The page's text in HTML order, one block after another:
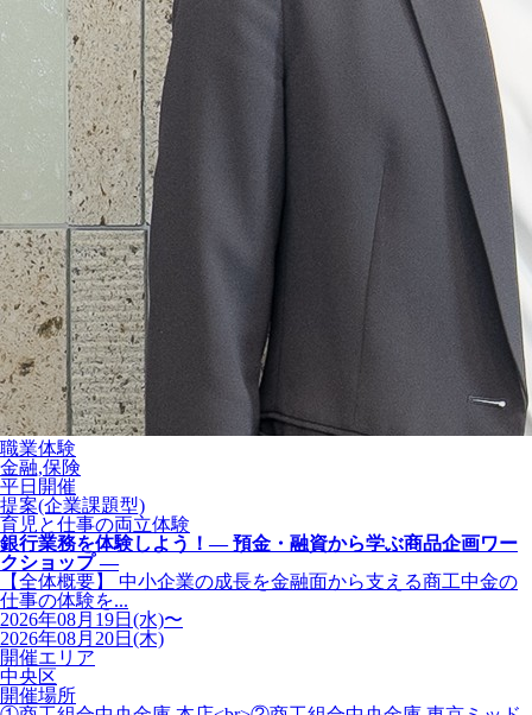
職業体験
金融,保険
平日開催
提案(企業課題型)
育児と仕事の両立体験
銀行業務を体験しよう！― 預金・融資から学ぶ商品企画ワー
クショップ ―
【全体概要】 中小企業の成長を金融面から支える商工中金の
仕事の体験を...
2026年08月19日(水)〜
2026年08月20日(木)
開催エリア
中央区
開催場所